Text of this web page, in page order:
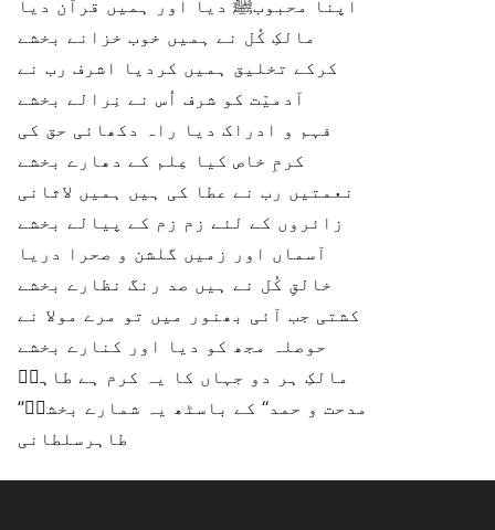
اپنا محبوبﷺ دیا اور ہمیں قرآن دیا
مالکِ کُل نے ہمیں خوب خزانے بخشے
کرکے تخلیق ہمیں کردیا اشرف رب نے
آدمیّت کو شرف اُس نے نِرالے بخشے
فہم و ادراک دیا راہ دکھائی حق کی
کرمِ خاص کیا عِلم کے دھارے بخشے
نعمتیں رب نے عطا کی ہیں ہمیں لاثانی
زائروں کے لئے زم زم کے پیالے بخشے
آسماں اور زمیں گلشن و صحرا دریا
خالقِ کُل نے ہیں صد رنگ نظارے بخشے
کشتی جب آئی بھنور میں تو مرے مولا نے
حوصلہ مجھ کو دیا اور کنارے بخشے
مالکِ ہر دو جہاں کا یہ کرم ہے طاہرؔ
’’مدحت و حمد‘‘ کے باسٹھ یہ شمارے بخشےؔ
طاہرسلطانی